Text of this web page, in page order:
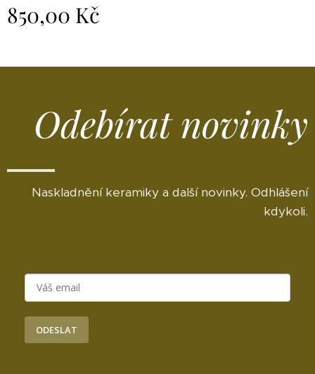
850,00 Kč
Odebírat novinky
Naskladnění keramiky a další novinky. Odhlášení
kdykoli.
ODESLAT